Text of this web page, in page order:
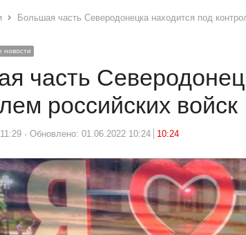
Большая часть Северодонецка находится под
новости
часть
российских войск
11:29 Обновлено: 01.06.2022 10:24 10:24